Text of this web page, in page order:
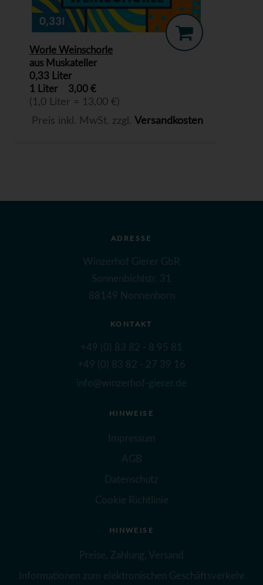
Worle Weinschorle
aus Muskateller
0,33 Liter
1 Liter
3,00 €
(1,0 Liter = 13,00 €)
Preis inkl. MwSt. zzgl. Versandkosten
ADRESSE
Winzerhof Gierer GbR
Sonnenbichlstr. 31
88149 Nonnenhorn
KONTAKT
+49 (0) 83 82 - 8 95 81
+49 (0) 83 82 - 27 39 16
info@winzerhof-gierer.de
HINWEISE
Impressum
AGB
Datenschutz
Cookie Richtlinie
HINWEISE
Preise, Zahlung, Versand
Informationen zum elektronischen Geschäftsverkehr